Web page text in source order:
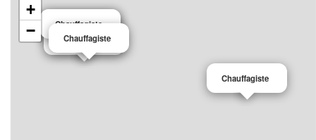
Chauffagiste
Chauffagiste
Chauffagiste
Chauffagiste
Chauffagiste
+
−